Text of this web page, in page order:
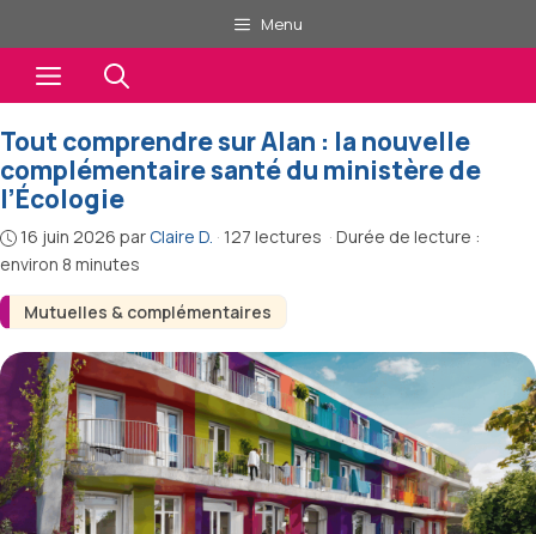
au
contenu
Menu
Menu
Mutuelles & complémentaires
Tout comprendre sur Alan : la nouvelle
complémentaire santé du ministère de
l’Écologie
16 juin 2026 par Claire D. · 127 lectures · Durée de lecture :
environ 8 minutes